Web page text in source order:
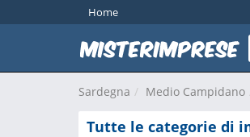
Home
Sardegna Medio Campidano
Tutte le categorie di